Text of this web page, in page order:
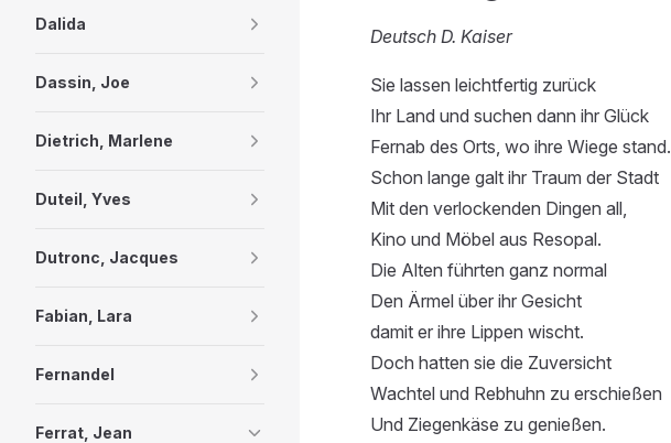
Dalida
Dassin, Joe
Dietrich, Marlene
Duteil, Yves
Dutronc, Jacques
Fabian, Lara
Fernandel
Ferrat, Jean
Deutsch D. Kaiser
Sie lassen leichtfertig zurück
Ihr Land und suchen dann ihr Glück
Fernab des Orts, wo ihre Wiege stand.
Schon lange galt ihr Traum der Stadt
Mit den verlockenden Dingen all,
Kino und Möbel aus Resopal.
Die Alten führten ganz normal
Den Ärmel über ihr Gesicht
damit er ihre Lippen wischt.
Doch hatten sie die Zuversicht
Wachtel und Rebhuhn zu erschießen
Und Ziegenkäse zu genießen.